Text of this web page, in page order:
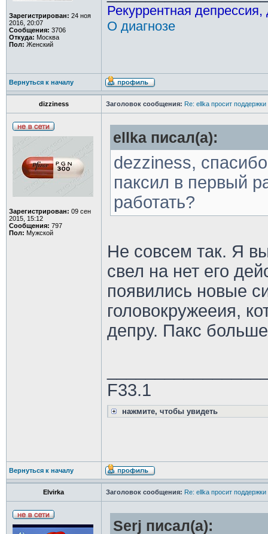
Зарегистрирован: 24 ноя
2016, 20:07
Сообщения: 3706
Откуда: Москва
Пол: Женский
Рекуррентная
О диагнозе
Вернуться к началу
dizziness Заголовок сообщения: Re: ellka просит поддержки
Зарегистрирован: 09 сен
2015, 15:12
Сообщения: 797
Пол: Мужской
ellka писал(а):
dezziness,
паксил в первый
работать?
Не совсем так. Я
свел на нет его
появились новые
головокружееия,
депру. Пакс
F33.1
нажмите, чтобы увидеть
Вернуться к началу
Elvirka Заголовок сообщения: Re: ellka просит поддержки
Serj писал(а):